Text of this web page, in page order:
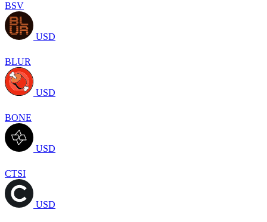
BSV
USD
BLUR
USD
BONE
USD
CTSI
USD